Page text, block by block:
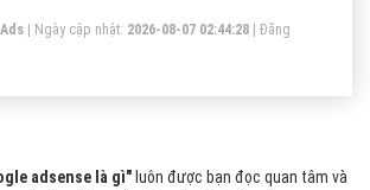
| Ngày cập nhật: 2026-08-07 02:44:28
Đăng
adsense là gì" luôn được bạn đọc quan tâm và